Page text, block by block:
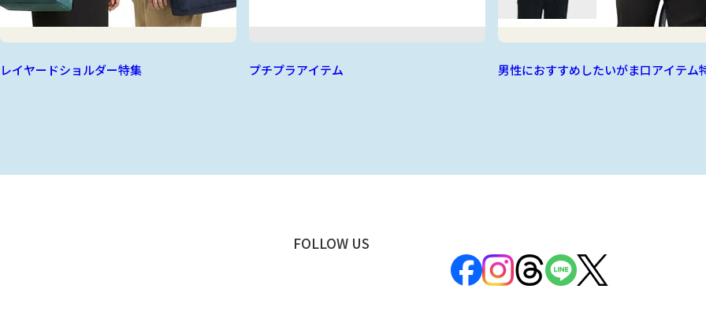
レイヤードショルダー特集 プチプラアイテム 男性におすすめしたいがま口アイテム
FOLLOW US